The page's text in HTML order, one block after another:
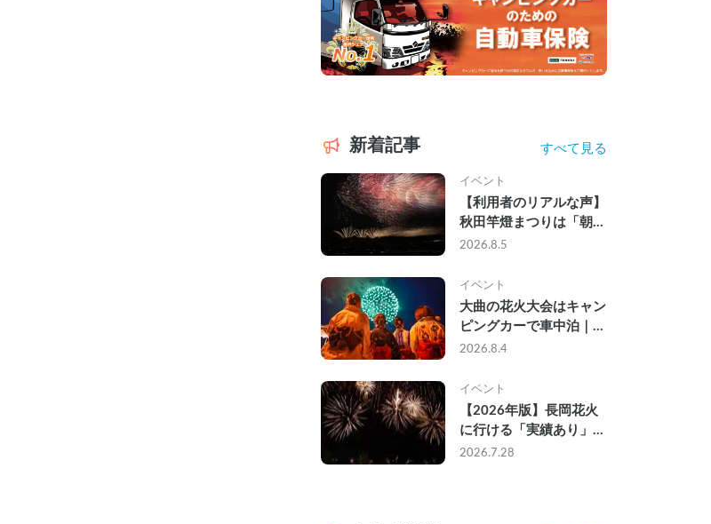
新着記事 すべて見る
イベント
【利用者のリアルな声】
秋田竿燈まつりは「朝か
ら夜まで」の祭り。キャ
組の記録
2026.8.5
イベント
大曲の花火大会はキャン
ピングカーで車中泊｜宿
なし・渋滞なしで楽しむ
2026.8.4
イベント
【2026年版】長岡花火
に行ける「実績あり」の
キャンピングカー3選｜
2026.7.28